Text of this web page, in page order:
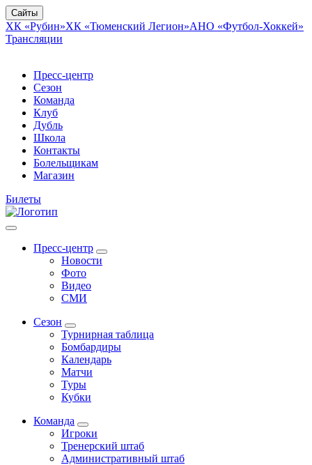
Сайты
ХК «Рубин»ХК «Тюменский Легион»АНО «Футбол-Хоккей»
Трансляции
Пресс-центр
Сезон
Команда
Клуб
Дубль
Школа
Контакты
Болельщикам
Магазин
Билеты
Пресс-центр
Новости
Фото
Видео
СМИ
Сезон
Турнирная таблица
Бомбардиры
Календарь
Матчи
Туры
Кубки
Команда
Игроки
Тренерский штаб
Административный штаб